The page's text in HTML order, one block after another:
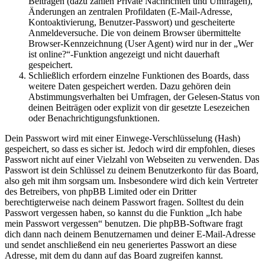
Änderungen an zentralen Profildaten (E-Mail-Adresse,
Kontoaktivierung, Benutzer-Passwort) und gescheiterte
Anmeldeversuche. Die von deinem Browser übermittelte
Browser-Kennzeichnung (User Agent) wird nur in der „Wer
ist online?“-Funktion angezeigt und nicht dauerhaft
gespeichert.
Schließlich erfordern einzelne Funktionen des Boards, dass
weitere Daten gespeichert werden. Dazu gehören dein
Abstimmungsverhalten bei Umfragen, der Gelesen-Status von
deinen Beiträgen oder explizit von dir gesetzte Lesezeichen
oder Benachrichtigungsfunktionen.
Dein Passwort wird mit einer Einwege-Verschlüsselung (Hash)
gespeichert, so dass es sicher ist. Jedoch wird dir empfohlen, dieses
Passwort nicht auf einer Vielzahl von Webseiten zu verwenden. Das
Passwort ist dein Schlüssel zu deinem Benutzerkonto für das Board,
also geh mit ihm sorgsam um. Insbesondere wird dich kein Vertreter
des Betreibers, von phpBB Limited oder ein Dritter
berechtigterweise nach deinem Passwort fragen. Solltest du dein
Passwort vergessen haben, so kannst du die Funktion „Ich habe
mein Passwort vergessen“ benutzen. Die phpBB-Software fragt
dich dann nach deinem Benutzernamen und deiner E-Mail-Adresse
und sendet anschließend ein neu generiertes Passwort an diese
Adresse, mit dem du dann auf das Board zugreifen kannst.